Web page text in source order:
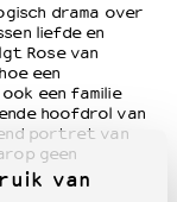
van
drama over
liefde en
Rose van
een
een familie
hoofdrol van
portret van
geen